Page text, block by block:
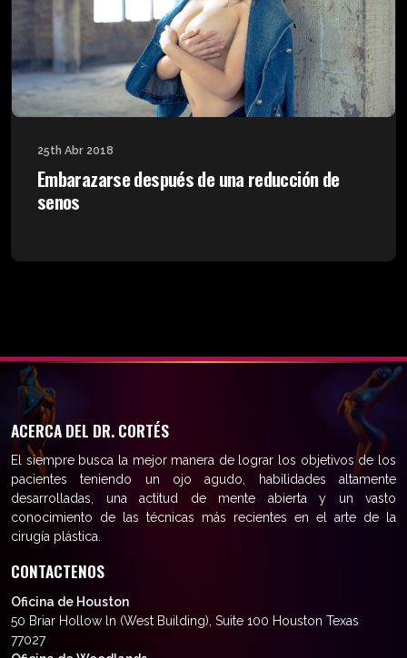
25th Abr 2018
Embarazarse después de una reducción de
senos
ACERCA DEL DR. CORTÉS
El siempre busca la mejor manera de lograr los objetivos de los
pacientes teniendo un ojo agudo, habilidades altamente
desarrolladas, una actitud de mente abierta y un vasto
conocimiento de las técnicas más recientes en el arte de la
cirugía plástica.
CONTACTENOS
Oficina de Houston
50 Briar Hollow ln (West Building), Suite 100 Houston Texas
77027